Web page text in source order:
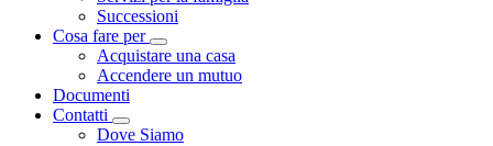
Successioni
Cosa fare per
Visualizza menù di secondo livello
Acquistare una casa
Accendere un mutuo
Documenti
Contatti
Visualizza menù di secondo livello
Dove Siamo